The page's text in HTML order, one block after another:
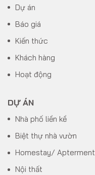
Dự án
Báo giá
Kiến thức
Khách hàng
Hoạt động
DỰ ÁN
Nhà phố liền kề
Biệt thự nhà vườn
Homestay/ Apterment
Nội thất